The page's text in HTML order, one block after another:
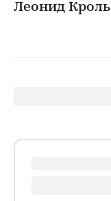
Леонид Кроль